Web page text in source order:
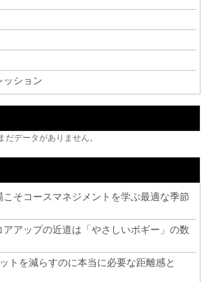
ッション
だデータがありません。
コースマネジメントを学ぶ最適な季節
ップの近道は「やさしいボギー」の数
を減らすのに本当に必要な距離感と